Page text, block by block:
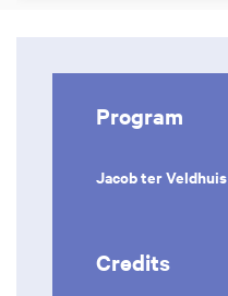
Program
Jacob ter Veldhuis
Credits